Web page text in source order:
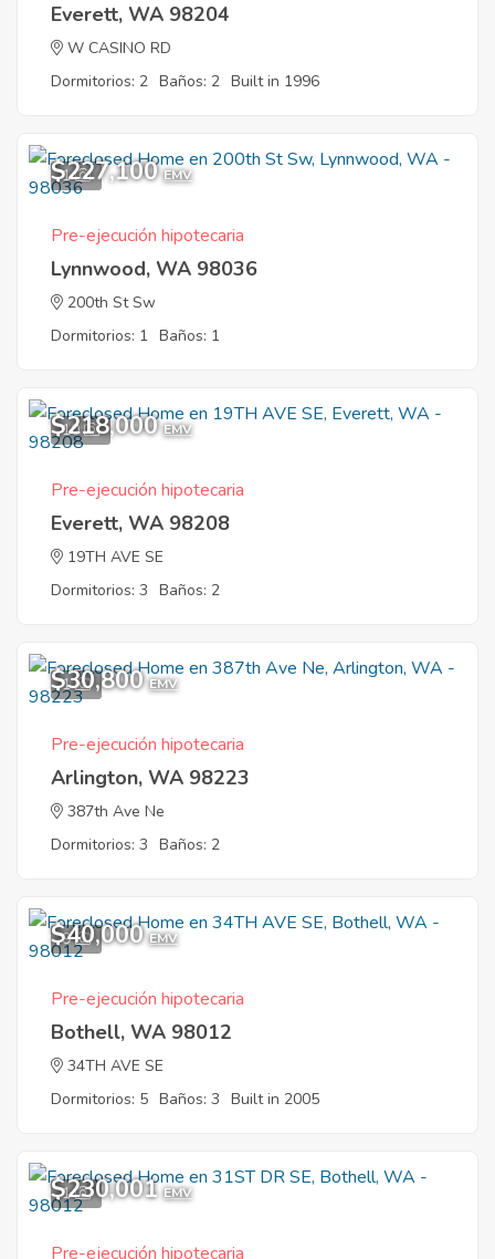
Everett, WA 98204
W CASINO RD
Dormitorios: 2 Baños: 2 Built in 1996
1
$227,100 EMV
Pre-ejecución hipotecaria
Lynnwood, WA 98036
200th St Sw
Dormitorios: 1 Baños: 1
10
$218,000 EMV
Pre-ejecución hipotecaria
Everett, WA 98208
19TH AVE SE
Dormitorios: 3 Baños: 2
1
$30,800 EMV
Pre-ejecución hipotecaria
Arlington, WA 98223
387th Ave Ne
Dormitorios: 3 Baños: 2
9
$40,000 EMV
Pre-ejecución hipotecaria
Bothell, WA 98012
34TH AVE SE
Dormitorios: 5 Baños: 3 Built in 2005
1
$230,001 EMV
Pre-ejecución hipotecaria